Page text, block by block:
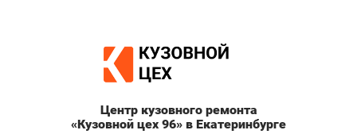
Центр кузовного ремонта
«Кузовной цех 96» в Екатеринбурге